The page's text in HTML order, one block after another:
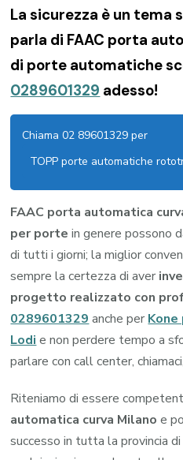
La sicurezza è un tema
parla di FAAC porta
di porte automatiche
0289601329 adesso!
Chiama 02 89601329 per
TOPP porte automatiche
FAAC porta automatica
per portein genere possono
di tutti i giorni; la miglior
sempre la certezza di aver
progetto realizzato con
0289601329anche per
Lodie non perdere tempo a
parlare con call center,
Riteniamo di essere
automatica curva Milano e
successo in tutta la provincia di